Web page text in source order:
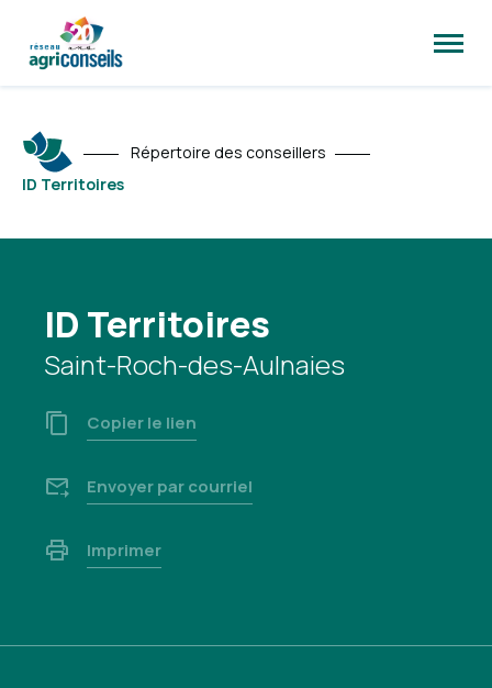
la
Répertoire des conseillers
ID Territoires
ID Territoires
Saint-Roch-des-Aulnaies
Copier le lien
Envoyer par courriel
Imprimer